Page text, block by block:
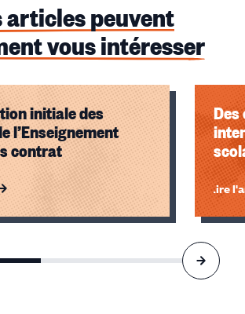
articles peuvent
vous intéresser
initiale des
l’Enseignement
contrat
Lire